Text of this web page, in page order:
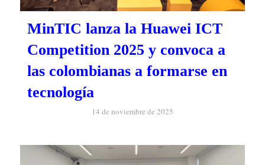
MinTIC lanza la Huawei ICT
Competition 2025 y convoca a
las colombianas a formarse en
tecnología
14 de noviembre de 2025